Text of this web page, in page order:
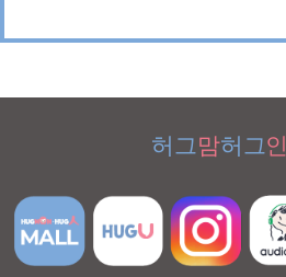
허그맘허그인